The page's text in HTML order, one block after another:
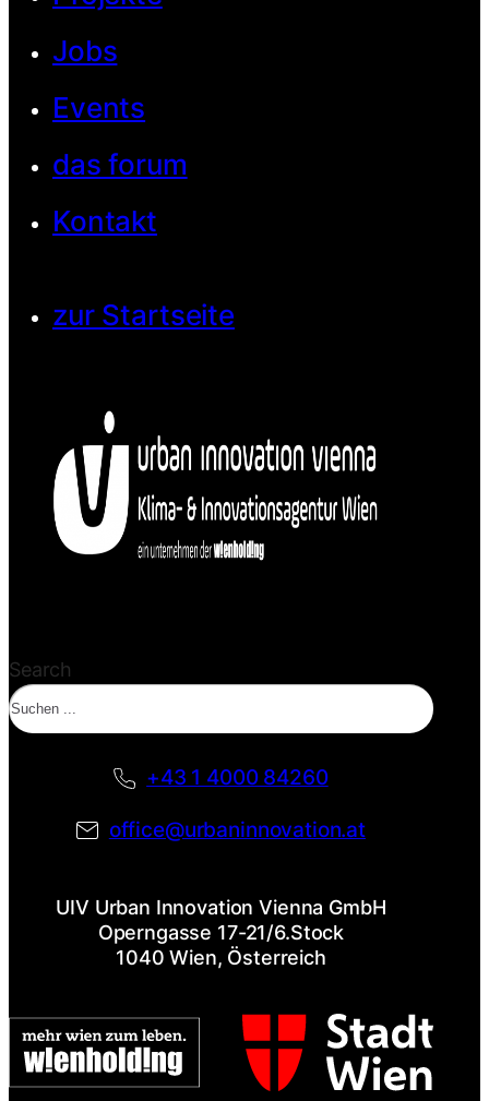
Jobs
Events
das forum
Kontakt
zur Startseite
Search
+43 1 4000 84260
office@urbaninnovation.at
UIV Urban Innovation Vienna GmbH
Operngasse 17-21/6.Stock
1040 Wien, Österreich